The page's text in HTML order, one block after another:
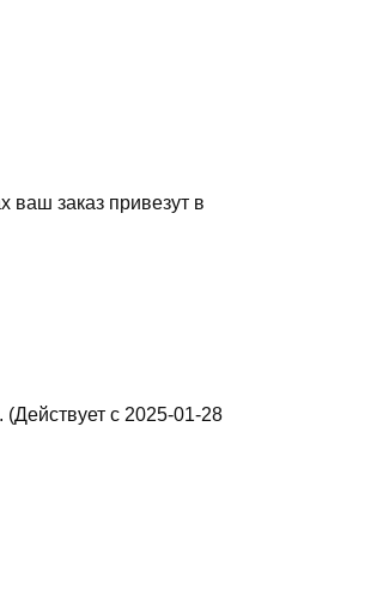
ваш заказ привезут в
с 2025-01-28